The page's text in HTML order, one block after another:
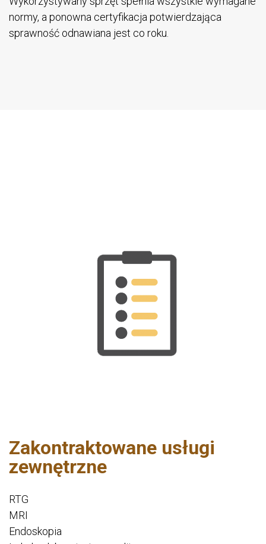
normy, a ponowna certyfikacja potwierdzająca
sprawność odnawiana jest co roku.
Zakontraktowane usługi
zewnętrzne
RTG
MRI
Endoskopia